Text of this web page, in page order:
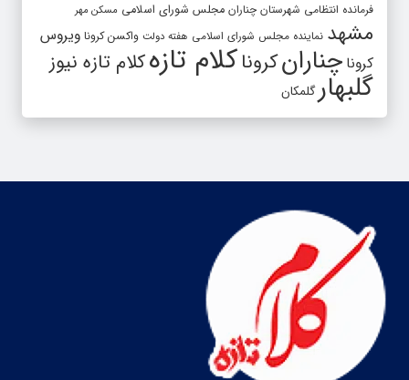
فرمانده انتظامی شهرستان چناران مجلس شورای اسلامی مسکن مهر
مشهد نماینده مجلس شورای اسلامی هفته دولت واکسن کرونا ویروس
کرونا چنارانکروناکلام تازهکلام تازه نیوز
گلبهارگلمکان